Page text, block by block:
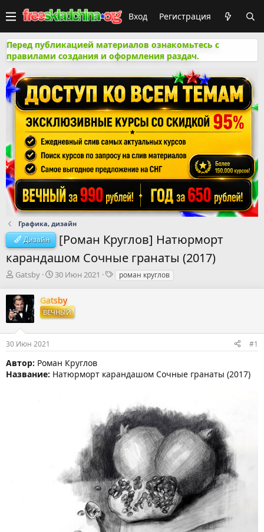
Вход Регистрация
Перед публикацией материалов ознакомьтесь с
правилами создания и оформления раздач.
Графика, дизайн
Дизайн
[Роман Круглов] Натюрморт
карандашом Сочные гранаты (2017)
А
т
о
р
м
ы
Gatsby
Д
т
а
н
а
л
а
30 Июн 2021
Троман круглов
Gatsby
ВЕЧНЫЙ
30 Июн 2021 #1
Автор: Роман Круглов
Название: Натюрморт карандашом Сочные гранаты (2017)